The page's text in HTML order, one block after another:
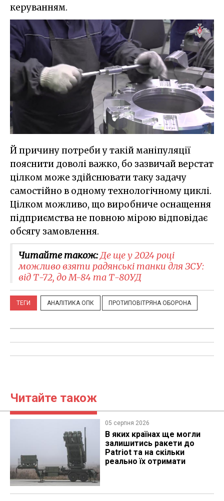
керуванням.
Й причину потреби у такій маніпуляції
пояснити доволі важко, бо зазвичай верстат
цілком може здійснювати таку задачу
самостійно в одному технологічному циклі.
Цілком можливо, що виробниче оснащення
підприємства не повною мірою відповідає
обсягу замовлення.
Читайте також:Де ще у 2024 році
можливо взяти радянські танки для ЗСУ:
від Т-72, до M-84 та Т-80УД
ТЕГИ АНАЛІТИКА ОПК ПРОТИПОВІТРЯНА ОБОРОНА
Читайте також
05 серпня 2026
В яких країнах ще могли
залишитись ракети до
Patriot та на скільки
реально їх отримати